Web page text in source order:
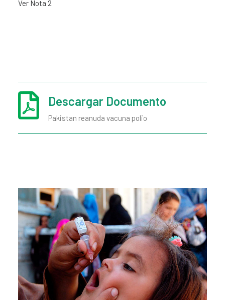
Ver Nota 2
Descargar Documento
Pakistan reanuda vacuna polio